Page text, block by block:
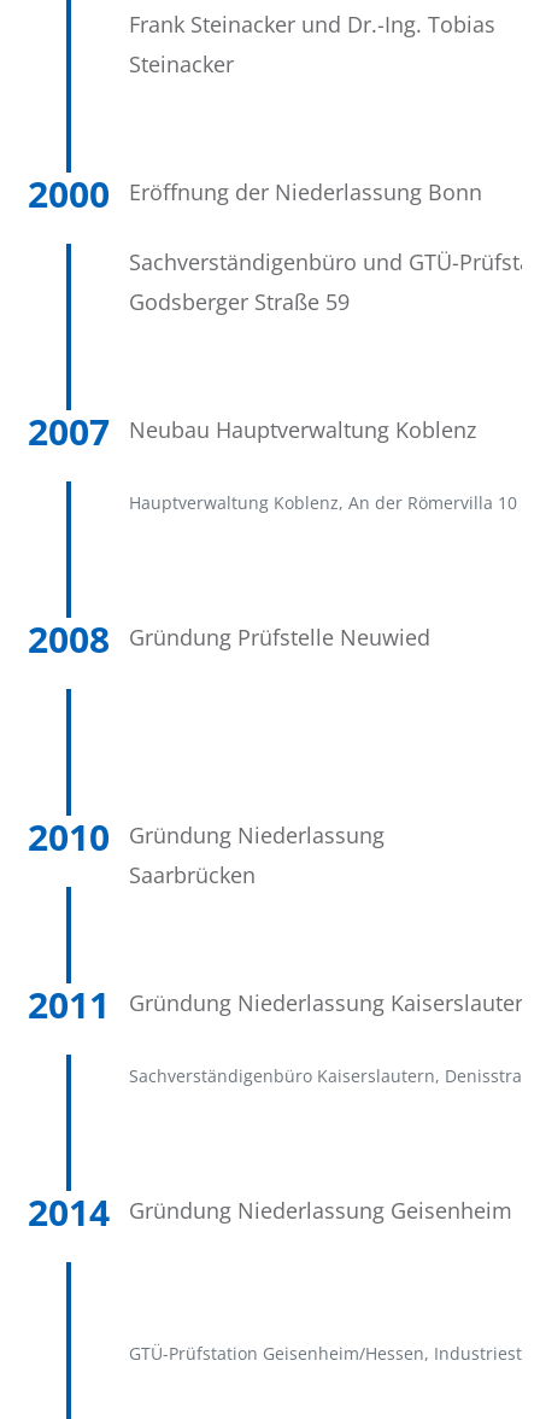
Frank Steinacker und Dr.-Ing. Tobias
Steinacker
2000 Eröffnung der Niederlassung Bonn
Sachverständigenbüro und GTÜ-
Godsberger Straße 59
2007 Neubau Hauptverwaltung Koblenz
Hauptverwaltung Koblenz, An der Römervilla 10
2008 Gründung Prüfstelle Neuwied
2010
Gründung Niederlassung
Saarbrücken
2011 Gründung Niederlassung Kaiserslautern
Sachverständigenbüro Kaiserslautern,
2014 Gründung Niederlassung Geisenheim
GTÜ-Prüfstation Geisenheim/Hessen,